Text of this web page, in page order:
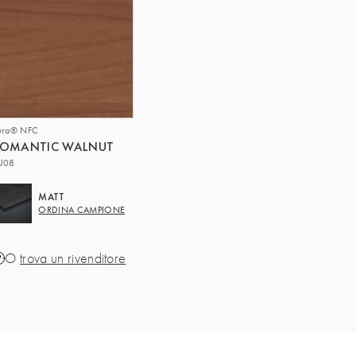
NFC
WALNUT
MATT
ORDINA CAMPIONE
Otrova un rivenditore